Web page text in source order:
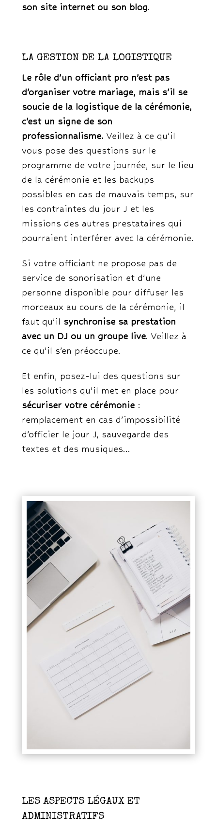
son site internet ou son blog.
LA GESTION DE LA LOGISTIQUE
Le rôle d’un officiant pro n’est pas
d’organiser votre mariage, mais s’il se
soucie de la logistique de la cérémonie,
c’est un signe de son
professionnalisme. Veillez à ce qu’il
vous pose des questions sur le
programme de votre journée, sur le lieu
de la cérémonie et les backups
possibles en cas de mauvais temps, sur
les contraintes du jour J et les
missions des autres prestataires qui
pourraient interférer avec la cérémonie.
Si votre officiant ne propose pas de
service de sonorisation et d’une
personne disponible pour diffuser les
morceaux au cours de la cérémonie, il
faut qu’il synchronise sa prestation
avec un DJ ou un groupe live. Veillez à
ce qu’il s’en préoccupe.
Et enfin, posez-lui des questions sur
les solutions qu’il met en place pour
sécuriser votre cérémonie:
remplacement en cas d’impossibilité
d’officier le jour J, sauvegarde des
textes et des musiques…
LES ASPECTS LÉGAUX ET
ADMINISTRATIFS